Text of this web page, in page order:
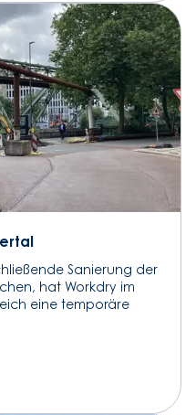
Sanierung der
hat Workdry im
eine temporäre